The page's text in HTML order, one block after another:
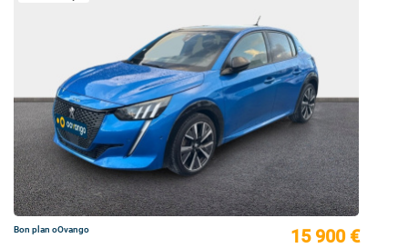
Bon plan oOvango 15 900 €